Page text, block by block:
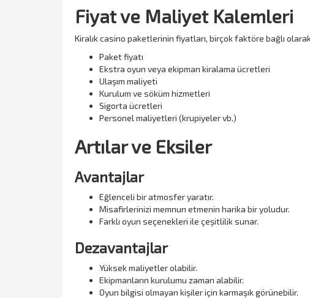
Fiyat ve Maliyet Kalemleri
Kiralık casino paketlerinin fiyatları, birçok faktöre bağlı
Paket fiyatı
Ekstra oyun veya ekipman kiralama ücretleri
Ulaşım maliyeti
Kurulum ve söküm hizmetleri
Sigorta ücretleri
Personel maliyetleri (krupiyeler vb.)
Artılar ve Eksiler
Avantajlar
Eğlenceli bir atmosfer yaratır.
Misafirlerinizi memnun etmenin harika bir yoludur.
Farklı oyun seçenekleri ile çeşitlilik sunar.
Dezavantajlar
Yüksek maliyetler olabilir.
Ekipmanların kurulumu zaman alabilir.
Oyun bilgisi olmayan kişiler için karmaşık görünebilir.